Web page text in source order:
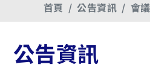
首頁 公告資訊 會
公告資訊